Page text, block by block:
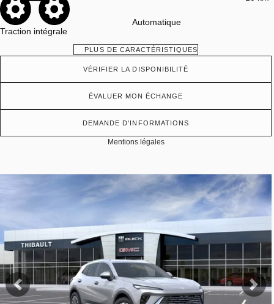
Traction intégrale
Automatique
PLUS DE CARACTÉRISTIQUES
VÉRIFIER LA DISPONIBILITÉ
ÉVALUER MON ÉCHANGE
DEMANDE D'INFORMATIONS
Mentions légales
VOIR PLUS
Précédent